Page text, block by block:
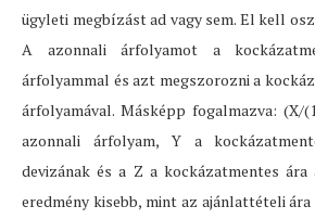
ügyleti megbízást ad vagy sem. El kell
A azonnali árfolyamot a
árfolyammal és azt megszorozni a
árfolyamával. Másképp fogalmazva: (X/
azonnali árfolyam, Y a
devizának és a Z a kockázatmentes ára
eredmény kisebb, mint az ajánlattételi